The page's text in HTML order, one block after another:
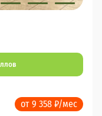
от 9 358 ₽/мес